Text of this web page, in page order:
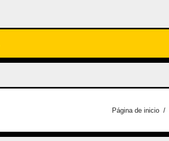
Página de inicio